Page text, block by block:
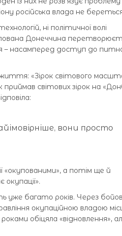
російська влада не
ні політичної волі
Донеччина
– насамперед доступ до
життя: «Зірок світового
світових зірок на
вони просто
«окупованими», а потім ще й
багато років. Через бойові
окупаційною владою
обіцяла «відновлення»,